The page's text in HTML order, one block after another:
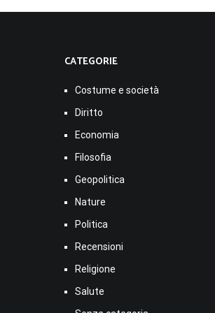
CATEGORIE
Costume e società
Diritto
Economia
Filosofia
Geopolitica
Nature
Politica
Recensioni
Religione
Salute